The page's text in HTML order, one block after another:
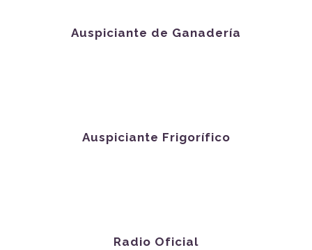
Auspiciante de Ganadería
Auspiciante Frigorífico
Radio Oficial